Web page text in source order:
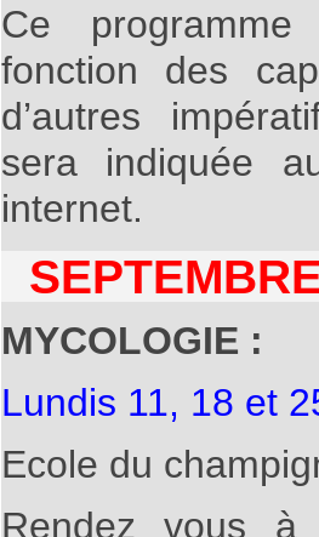
Ce
fonction des
d’autres
sera indiquée
internet.
MYCOLOGIE :
Lundis 11, 18 et
Ecole du
Rendez vous